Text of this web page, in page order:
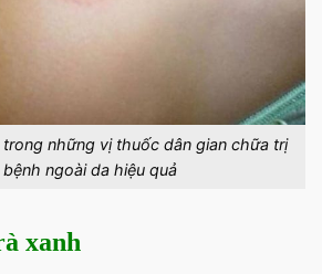
trong những vị thuốc dân gian chữa trị
ngoài da hiệu quả
xanh